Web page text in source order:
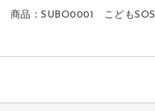
商品：SUBO0001 こどもSOS